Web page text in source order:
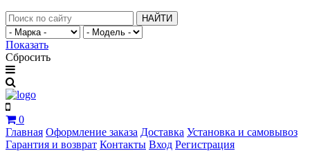
НАЙТИ
Показать
Сбросить
0
Главная Оформление заказа Доставка Установка и самовывоз
Гарантия и возврат Контакты Вход Регистрация